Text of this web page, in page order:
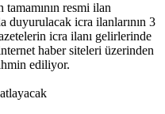
resmi ilan
duyurulacak icra ilanlarının 3
icra ilanı gelirlerinde
haber siteleri üzerinden
ediliyor.